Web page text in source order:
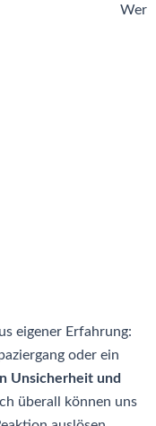
Wer
eigener Erfahrung:
oder ein
Unsicherheit und
überall können uns